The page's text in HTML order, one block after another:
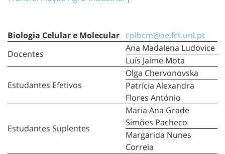
Biologia Celular e Molecular cplbcm@ae.fct.unl.pt
Docentes
Ana Madalena Ludovice
Luís Jaime Mota
Estudantes Efetivos
Olga Chervonovska
Patrícia Alexandra
Flores António
Estudantes Suplentes
Maria Ana Grade
Simões Pacheco
Margarida Nunes
Correia